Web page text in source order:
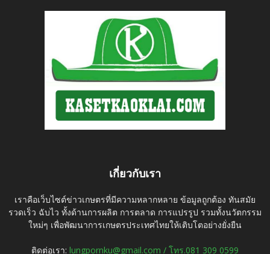
เกี่ยวกับเรา
เราคือเว็บไซต์ข่าวเกษตรที่มีความหลากหลาย ข้อมูลถูกต้อง ทันสมัย
รวดเร็ว ฉับไว ทั้งด้านการผลิต การตลาด การแปรรูป รวมทั้งนวัตกรรม
ใหม่ๆ เพื่อพัฒนาการเกษตรประเทศไทยให้เติบโตอย่างยั่งยืน
ติดต่อเรา: lungpornku@gmail.com / โทร.081 309 0599